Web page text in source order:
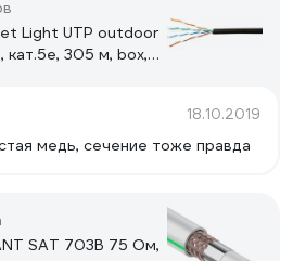
Light UTP outdoor
кат.5e, 305 м, box,
18.10.2019
медь, сечение тоже правда
SAT 703B 75 Ом,